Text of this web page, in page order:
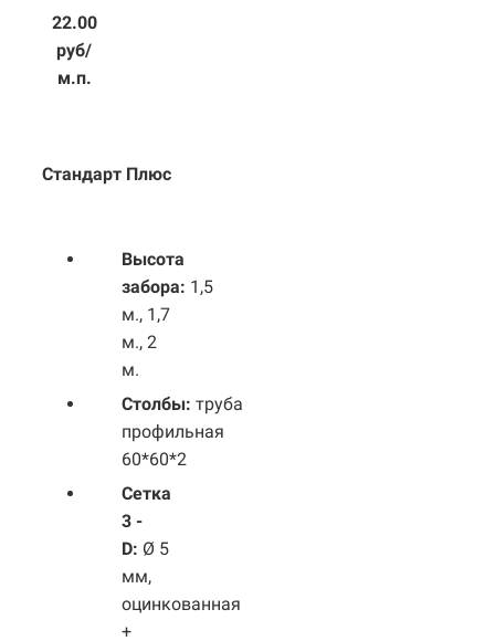
22.00
руб/
м.п.
Стандарт Плюс
Высота
забора: 1,5
м., 1,7
м., 2
м.
Столбы: труба
профильная
60*60*2
Сетка
3 -
D: Ø 5
мм,
оцинкованная
+